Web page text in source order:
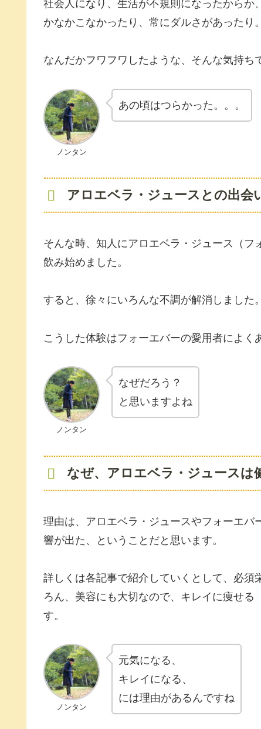
社会人になり、生活が不規則になったから
かなかこなかったり、常にダルさがあったり。
なんだかフワフワしたような、そんな気持ち
ノンタン
あの頃はつらかった。。。
アロエベラ・ジュースとの出会
そんな時、知人にアロエベラ・ジュース（
飲み始めました。
すると、徐々にいろんな不調が解消しました。
こうした体験はフォーエバーの愛用者によく
ノンタン
なぜだろう？
と思いますよね
なぜ、アロエベラ・ジュースは
理由は、アロエベラ・ジュースやフォーエバ
響が出た、ということだと思います。
詳しくは各記事で紹介していくとして、必
ろん、美容にも大切なので、キレイに痩せ
す。
ノンタン
元気になる、
キレイになる、
には理由があるんですね